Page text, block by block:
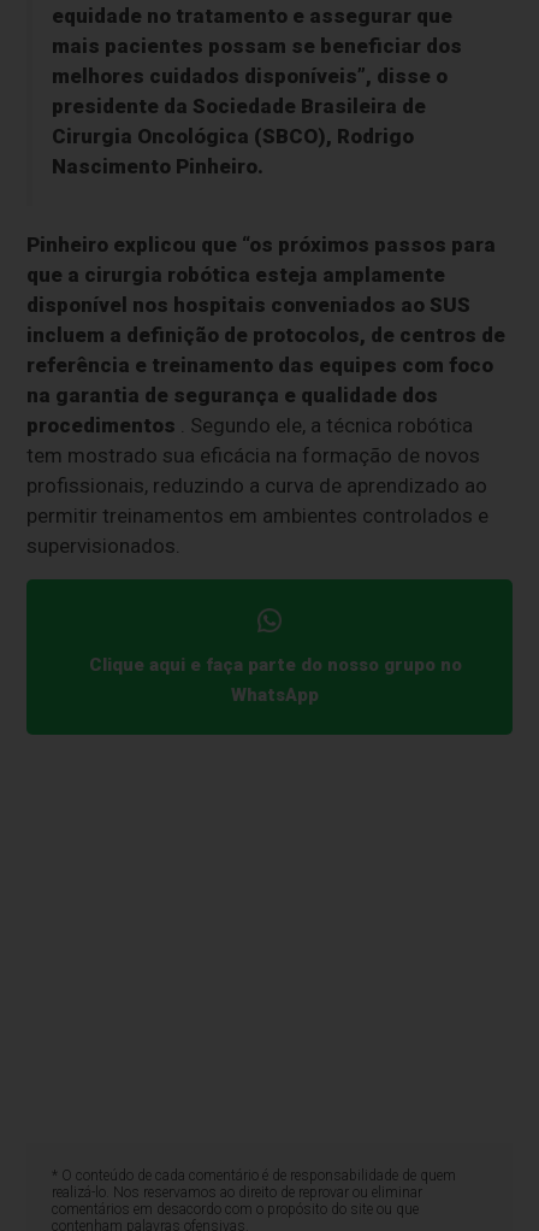
equidade no tratamento e assegurar que
mais pacientes possam se beneficiar dos
melhores cuidados disponíveis”, disse o
presidente da Sociedade Brasileira de
Cirurgia Oncológica (SBCO), Rodrigo
Nascimento Pinheiro.
Pinheiro explicou que “os próximos passos para
que a cirurgia robótica esteja amplamente
disponível nos hospitais conveniados ao SUS
incluem a definição de protocolos, de centros de
referência e treinamento das equipes com foco
na garantia de segurança e qualidade dos
procedimentos . Segundo ele, a técnica robótica
tem mostrado sua eficácia na formação de novos
profissionais, reduzindo a curva de aprendizado ao
permitir treinamentos em ambientes controlados e
supervisionados.
Clique aqui e faça parte do nosso grupo no
WhatsApp
* O conteúdo de cada comentário é de responsabilidade de quem
realizá-lo. Nos reservamos ao direito de reprovar ou eliminar
comentários em desacordo com o propósito do site ou que
contenham palavras ofensivas.